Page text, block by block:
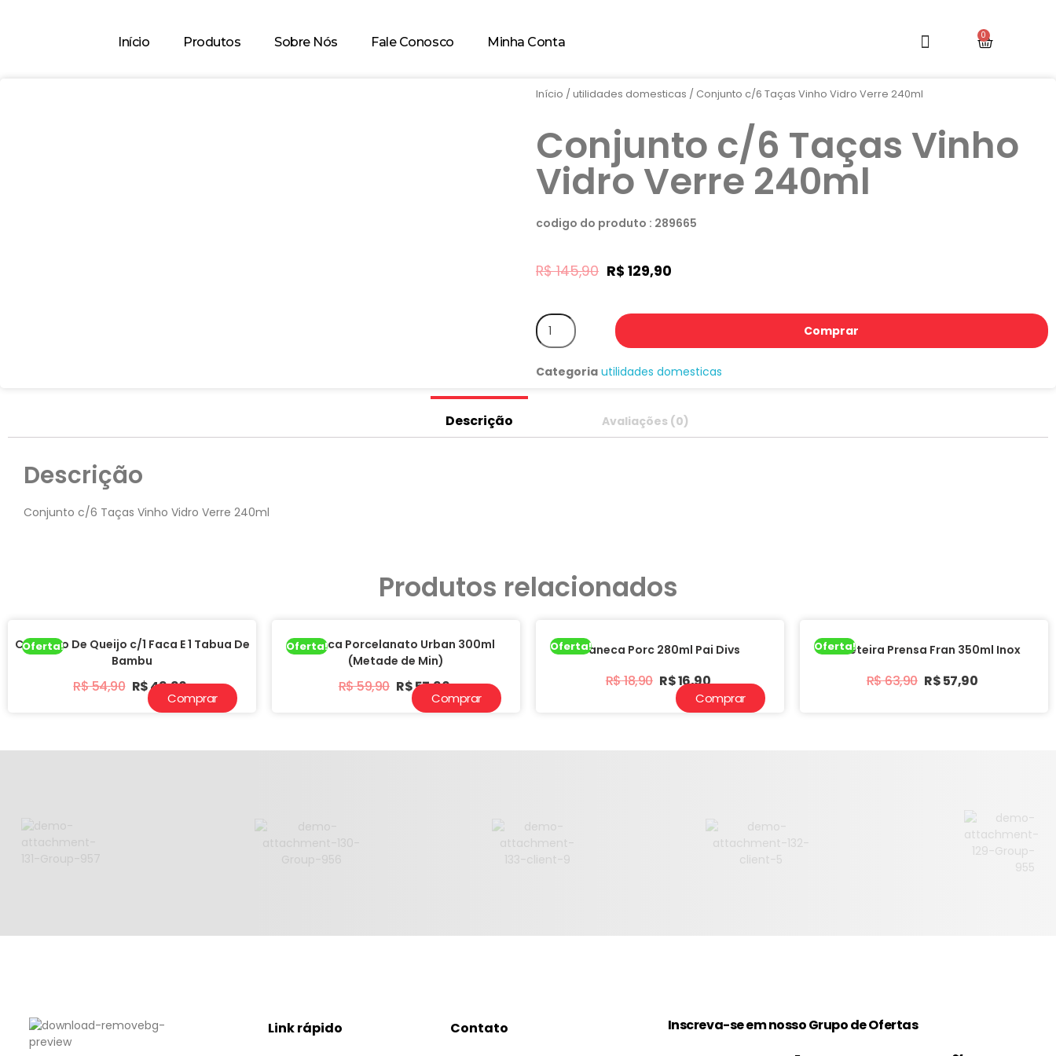
Início Produtos Sobre Nós Fale Conosco Minha Conta
Início /utilidades domesticas / Conjunto c/6 Taças Vinho Vidro Verre 240ml
Conjunto c/6 Taças Vinho
Vidro Verre 240ml
codigo do produto : 289665
R$145,90 R$ 129,90
Comprar
Categoria utilidades domesticas
Descrição Avaliações (0)
Descrição
Conjunto c/6 Taças Vinho Vidro Verre 240ml
Produtos relacionados
Oferta!
Conjunto De Queijo c/1 Faca E 1 Tabua De
Bambu
R$54,90 R$49,90
Oferta!
Caneca Porcelanato Urban 300ml
(Metade de Min)
R$59,90 R$57,90
Comprar
Oferta!Caneca Porc 280ml Pai Divs
R$18,90 R$16,90
Comprar
Oferta!
Cafeteira Prensa Fran 350ml Inox
R$63,90 R$57,90
Comprar
Link rápido Contato Inscreva-se em nosso Grupo de Ofertas